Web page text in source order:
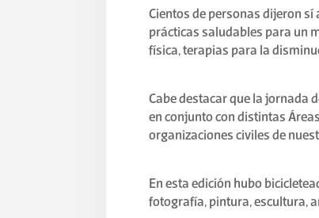
Cientos de personas dijeron
prácticas saludables para un
física, terapias para la
Cabe destacar que la jornada
en conjunto con distintas
organizaciones civiles de
En esta edición hubo
fotografía, pintura, escultura,